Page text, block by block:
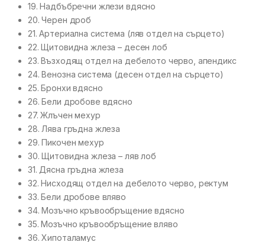
19. Надбъбречни жлези вдясно
20. Черен дроб
21. Артериална система (ляв отдел на сърцето)
22. Щитовидна жлеза – десен лоб
23. Възходящ отдел на дебелото черво, апендикс
24. Венозна система (десен отдел на сърцето)
25. Бронхи вдясно
26. Бели дробове вдясно
27. Жлъчен мехур
28. Лява гръдна жлеза
29. Пикочен мехур
30. Щитовидна жлеза – ляв лоб
31. Дясна гръдна жлеза
32. Нисходящ отдел на дебелото черво, ректум
33. Бели дробове вляво
34. Мозъчно кръвообръщение вдясно
35. Мозъчно кръвообръщение вляво
36. Хипоталамус